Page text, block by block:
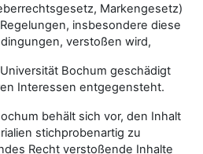
Markengesetz)
insbesondere diese
verstoßen wird,
Bochum geschädigt
Interessen entgegensteht.
behält sich vor, den Inhalt
stichprobenartig zu
Recht verstoßende Inhalte